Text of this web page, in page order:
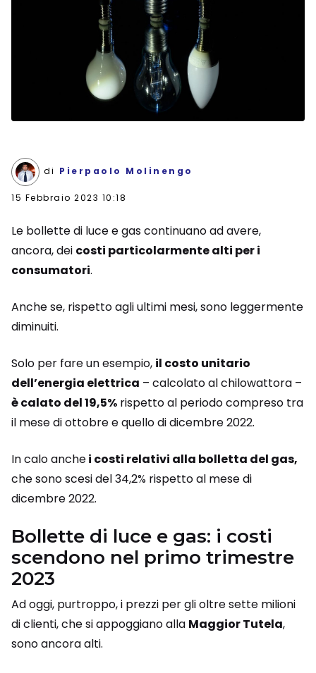
di Pierpaolo Molinengo
15 Febbraio 2023 10:18
Le bollette di luce e gas continuano ad avere,
ancora, dei costi particolarmente alti per i
consumatori.
Anche se, rispetto agli ultimi mesi, sono leggermente
diminuiti.
Solo per fare un esempio, il costo unitario
dell’energia elettrica – calcolato al chilowattora –
è calato del 19,5% rispetto al periodo compreso tra
il mese di ottobre e quello di dicembre 2022.
In calo anchei costi relativi alla bolletta del gas,
che sono scesi del 34,2% rispetto al mese di
dicembre 2022.
Bollette di luce e gas: i costi
scendono nel primo trimestre
2023
Ad oggi, purtroppo, i prezzi per gli oltre sette milioni
di clienti, che si appoggiano alla Maggior Tutela,
sono ancora alti.